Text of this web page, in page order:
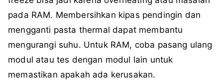
pada RAM. Membersihkan kipas pendingin dan
mengganti pasta thermal dapat membantu
mengurangi suhu. Untuk RAM, coba pasang ulang
modul atau tes dengan modul lain untuk
memastikan apakah ada kerusakan.